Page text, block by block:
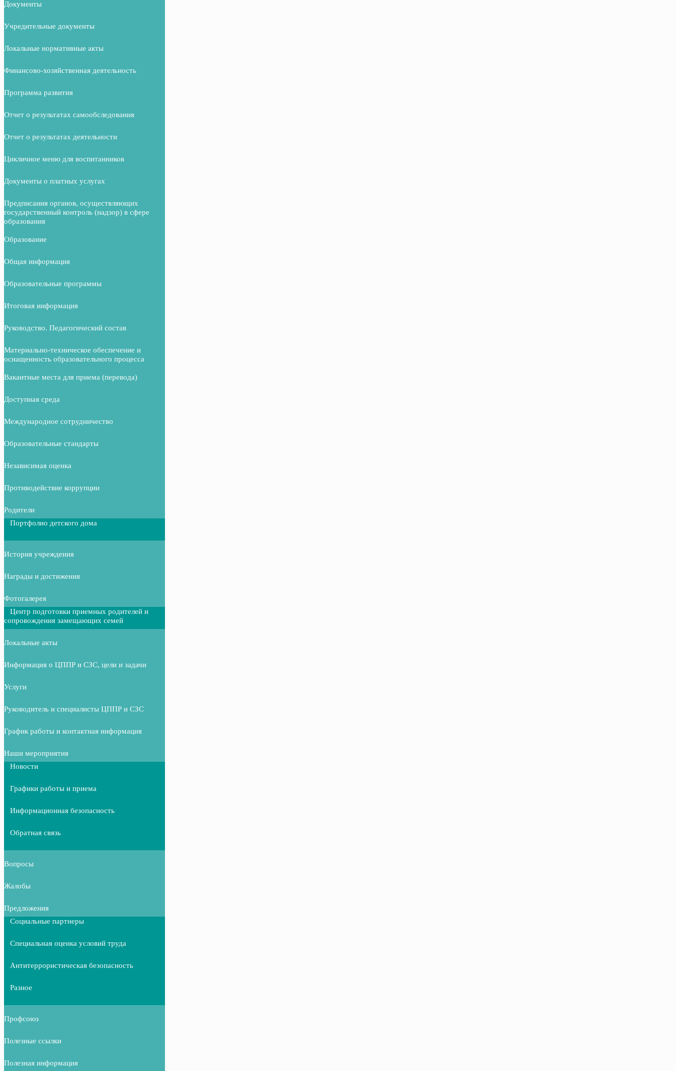
Документы
Учредительные документы
Локальные нормативные акты
Финансово-хозяйственная деятельность
Программа развития
Отчет о результатах самообследования
Отчет о результатах деятельности
Цикличное меню для воспитанников
Документы о платных услугах
Предписания органов, осуществляющих
государственный контроль (надзор) в сфере
образования
Образование
Общая информация
Образовательные программы
Итоговая информация
Руководство. Педагогический состав
Материально-техническое обеспечение и
оснащенность образовательного процесса
Вакантные места для приема (перевода)
Доступная среда
Международное сотрудничество
Образовательные стандарты
Независимая оценка
Противодействие коррупции
Родители
Портфолио детского дома
История учреждения
Награды и достижения
Фотогалерея
Центр подготовки приемных родителей и
сопровождения замещающих семей
Локальные акты
Информация о ЦППР и СЗС, цели и задачи
Услуги
Руководитель и специалисты ЦППР и СЗС
График работы и контактная информация
Наши мероприятия
Новости
Графики работы и приема
Информационная безопасность
Обратная связь
Вопросы
Жалобы
Предложения
Социальные партнеры
Специальная оценка условий труда
Антитеррористическая безопасность
Разное
Профсоюз
Полезные ссылки
Полезная информация